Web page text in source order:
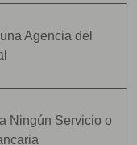
Agencia del
Ningún Servicio o